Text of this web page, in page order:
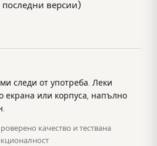
версии)
следи от употреба. Леки
екрана или корпуса, напълно
качество и тествана